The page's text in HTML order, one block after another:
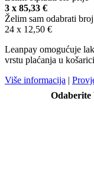
3 x 85,33 €
Želim sam odabrati
24 x 12,50 €
Leanpay omogućuje
vrstu plaćanja u
Više informacija |
Odaberite